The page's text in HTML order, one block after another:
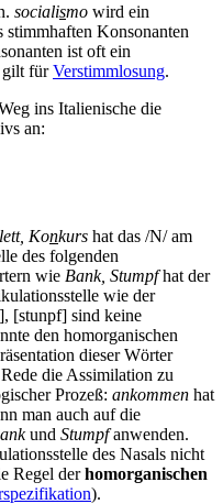
socialismo wird ein
stimmhaften Konsonanten
ist oft ein
gilt fürVerstimmlosung.
ins Italienische die
an:
Konkurs hat das /N/ am
des folgenden
wie Bank, Stumpfhat der
wie der
[stunpf] sind keine
den homorganischen
dieser Wörter
die Assimilation zu
Prozeß: ankommen hat
man auch auf die
und Stumpfanwenden.
des Nasals nicht
Regel derhomorganischen
).